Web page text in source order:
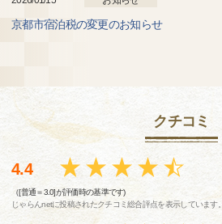
京都市宿泊税の変更のお知らせ
クチコミ
4.4
（[普通＝3.0]が評価時の基準です)
じゃらんnetに投稿されたクチコミ総合評点を表示しています。